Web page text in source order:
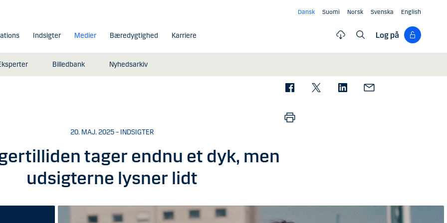
Dansk Suomi Norsk Svenska English
Indsigter Medier
Billedbank Nyhedsarkiv
Bæredygtighed Karriere Log på
20. MAJ. 2025 – INDSIGTER
tager endnu et dyk, men
udsigterne lysner lidt